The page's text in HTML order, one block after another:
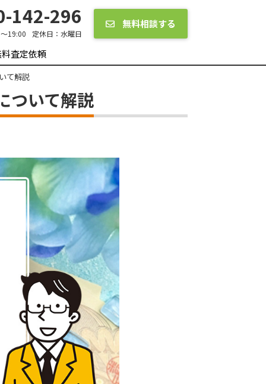
142-296
19:00 定休日： 水曜日
無料相談する
査定依頼
て解説
ついて解説